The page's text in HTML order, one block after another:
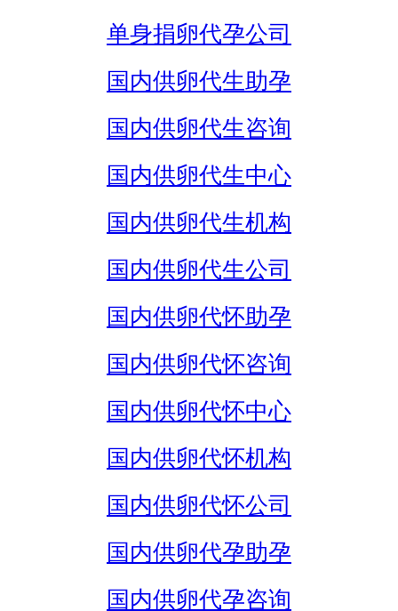
单身捐卵代孕公司
国内供卵代生助孕
国内供卵代生咨询
国内供卵代生中心
国内供卵代生机构
国内供卵代生公司
国内供卵代怀助孕
国内供卵代怀咨询
国内供卵代怀中心
国内供卵代怀机构
国内供卵代怀公司
国内供卵代孕助孕
国内供卵代孕咨询